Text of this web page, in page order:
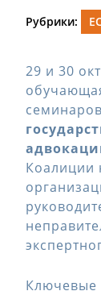
Рубрики:
29 и 30
Коалиции
Ключевые